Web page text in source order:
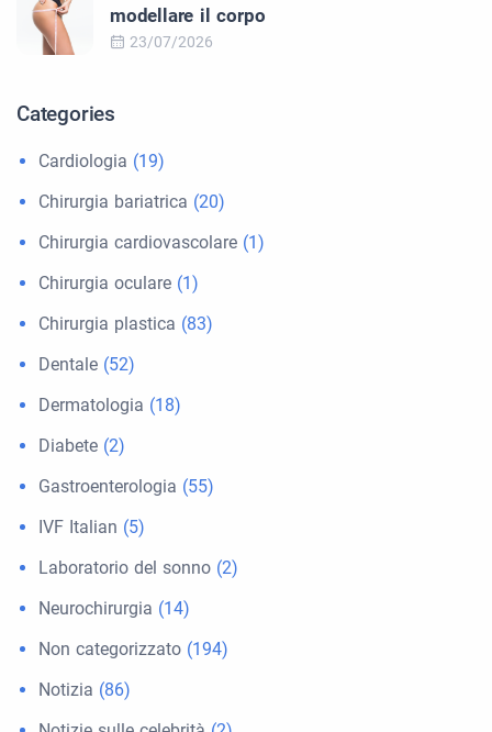
modellare il corpo
23/07/2026
Categories
Cardiologia (19)
Chirurgia bariatrica (20)
Chirurgia cardiovascolare (1)
Chirurgia oculare (1)
Chirurgia plastica (83)
Dentale (52)
Dermatologia (18)
Diabete (2)
Gastroenterologia (55)
IVF Italian (5)
Laboratorio del sonno (2)
Neurochirurgia (14)
Non categorizzato (194)
Notizia (86)